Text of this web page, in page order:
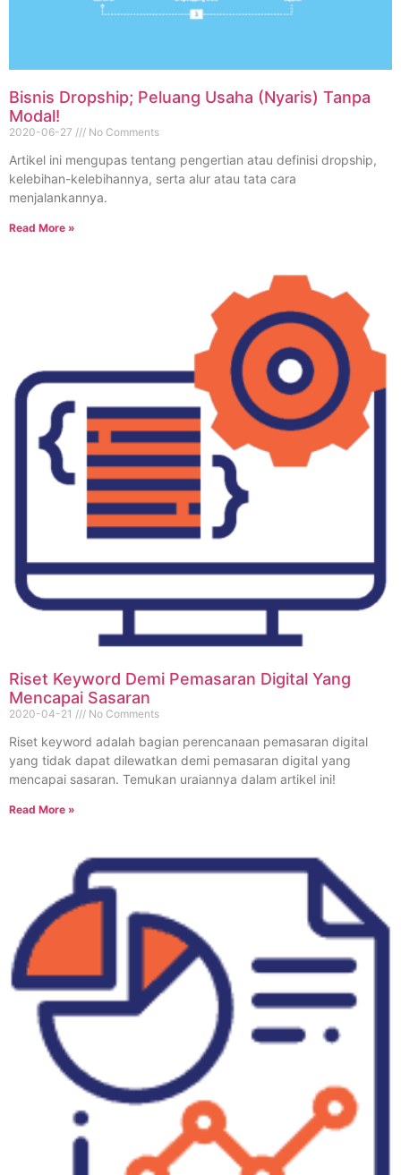
Bisnis Dropship; Peluang Usaha (Nyaris) Tanpa
Modal!
2020-06-27 No Comments
Artikel ini mengupas tentang pengertian atau definisi dropship,
kelebihan-kelebihannya, serta alur atau tata cara
menjalankannya.
Read More »
Riset Keyword Demi Pemasaran Digital Yang
Mencapai Sasaran
2020-04-21 No Comments
Riset keyword adalah bagian perencanaan pemasaran digital
yang tidak dapat dilewatkan demi pemasaran digital yang
mencapai sasaran. Temukan uraiannya dalam artikel ini!
Read More »